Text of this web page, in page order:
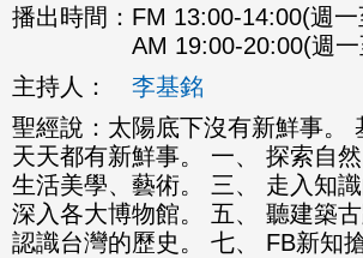
播出時間： FM 13:00-14:00(週
AM 19:00-20:00(週
主持人：
李基銘
聖經說：太陽底下沒有新鮮事。
天天都有新鮮事。 一、 探索自然
生活美學、藝術。 三、 走入知識
深入各大博物館。 五、 聽建築古
認識台灣的歷史。 七、 FB新知搶